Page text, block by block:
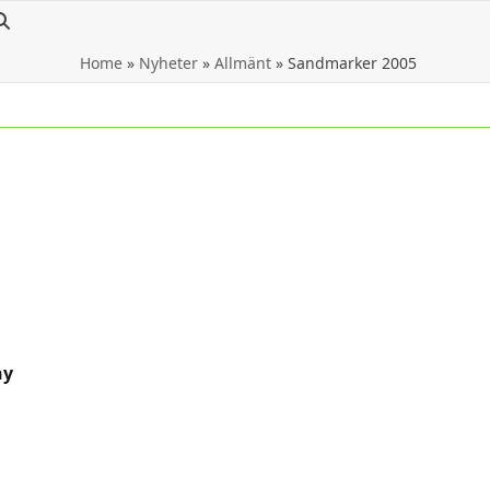
Home» Nyheter» Allmänt» Sandmarker 2005